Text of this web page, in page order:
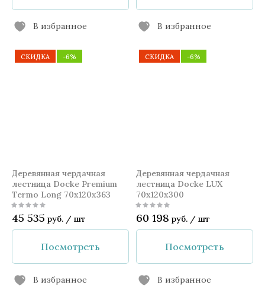
В избранное В избранное
СКИДКА -6%
Деревянная чердачная
лестница Docke Premium
Termo Long 70x120x363
45 535 руб. / шт
Посмотреть
В избранное
СКИДКА -6%
Деревянная чердачная
лестница Docke LUX
70x120x300
60 198 руб. / шт
Посмотреть
В избранное